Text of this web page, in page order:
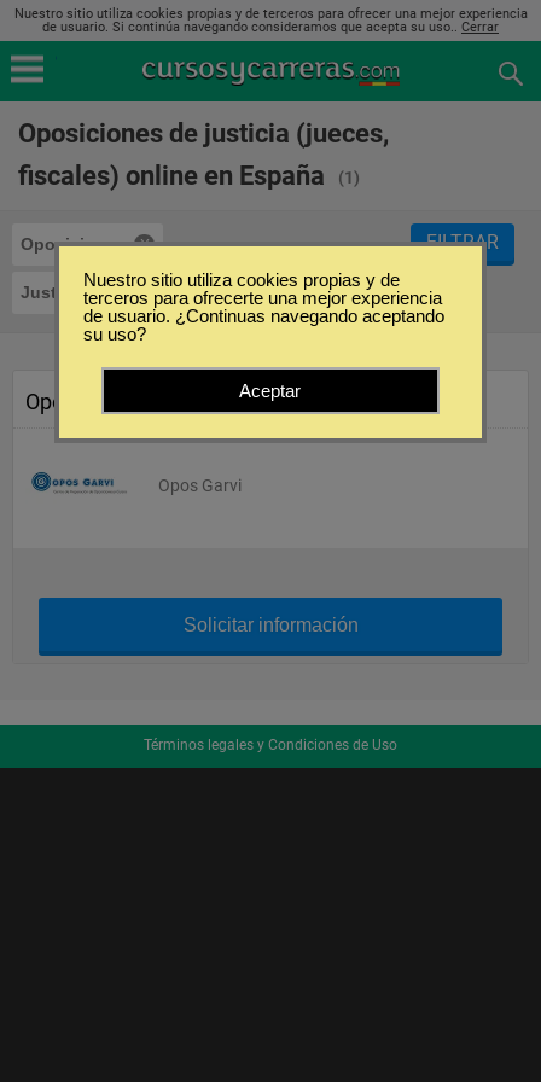
Nuestro sitio utiliza cookies propias y de terceros para ofrecer una mejor experiencia
de usuario. Si continúa navegando consideramos que acepta su uso.. Cerrar
Oposiciones de justicia (jueces,
fiscales) online en España
(1)
Oposiciones
Justicia (Jueces, Fiscales) Online
FILTRAR
Oposición de Juzgados (Online)
Opos Garvi
Solicitar información
Términos legales y Condiciones de Uso
Nuestro sitio utiliza cookies propias y de
terceros para ofrecerte una mejor experiencia
de usuario. ¿Continuas navegando aceptando
su uso?
Aceptar